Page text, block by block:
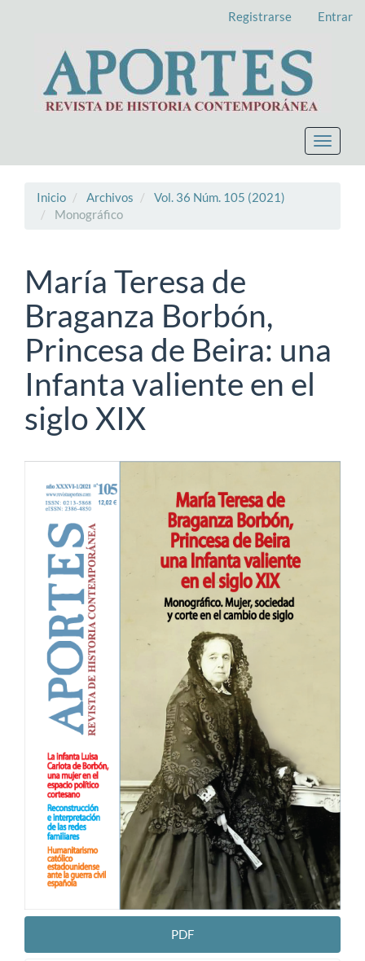
principal
Barra
lateral
Registrarse Entrar
Toggle
Inicio Archivos
Vol. 36 Núm. 105 (2021)
Monográfico
María Teresa de
Braganza Borbón,
Princesa de Beira: una
Infanta valiente en el
siglo XIX
lateral
del
artículo
PDF